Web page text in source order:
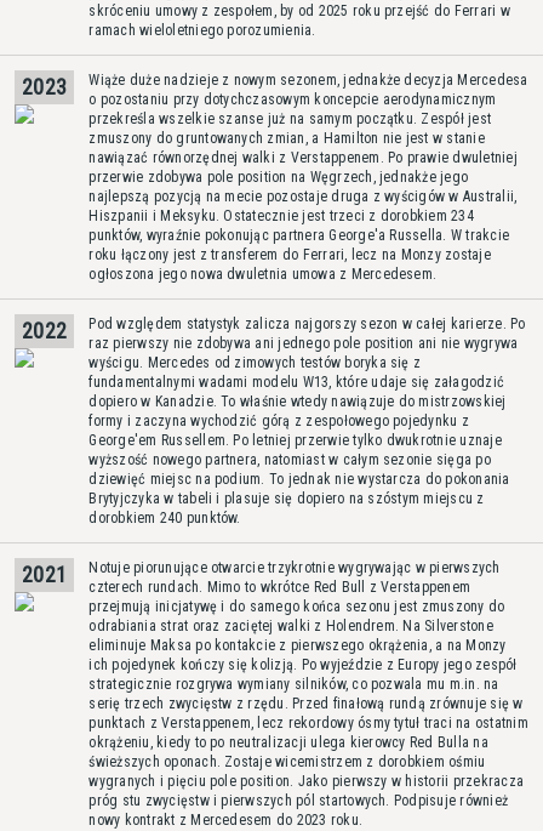
skróceniu umowy z zespołem, by od 2025 roku przejść do Ferrari w
ramach wieloletniego porozumienia.
2023
Wiąże duże nadzieje z nowym sezonem, jednakże decyzja Mercedesa
o pozostaniu przy dotychczasowym koncepcie aerodynamicznym
przekreśla wszelkie szanse już na samym początku. Zespół jest
zmuszony do gruntowanych zmian, a Hamilton nie jest w stanie
nawiązać równorzędnej walki z Verstappenem. Po prawie dwuletniej
przerwie zdobywa pole position na Węgrzech, jednakże jego
najlepszą pozycją na mecie pozostaje druga z wyścigów w Australii,
Hiszpanii i Meksyku. Ostatecznie jest trzeci z dorobkiem 234
punktów, wyraźnie pokonując partnera George'a Russella. W trakcie
roku łączony jest z transferem do Ferrari, lecz na Monzy zostaje
ogłoszona jego nowa dwuletnia umowa z Mercedesem.
2022
Pod względem statystyk zalicza najgorszy sezon w całej karierze. Po
raz pierwszy nie zdobywa ani jednego pole position ani nie wygrywa
wyścigu. Mercedes od zimowych testów boryka się z
fundamentalnymi wadami modelu W13, które udaje się załagodzić
dopiero w Kanadzie. To właśnie wtedy nawiązuje do mistrzowskiej
formy i zaczyna wychodzić górą z zespołowego pojedynku z
George'em Russellem. Po letniej przerwie tylko dwukrotnie uznaje
wyższość nowego partnera, natomiast w całym sezonie sięga po
dziewięć miejsc na podium. To jednak nie wystarcza do pokonania
Brytyjczyka w tabeli i plasuje się dopiero na szóstym miejscu z
dorobkiem 240 punktów.
2021
Notuje piorunujące otwarcie trzykrotnie wygrywając w pierwszych
czterech rundach. Mimo to wkrótce Red Bull z Verstappenem
przejmują inicjatywę i do samego końca sezonu jest zmuszony do
odrabiania strat oraz zaciętej walki z Holendrem. Na Silverstone
eliminuje Maksa po kontakcie z pierwszego okrążenia, a na Monzy
ich pojedynek kończy się kolizją. Po wyjeździe z Europy jego zespół
strategicznie rozgrywa wymiany silników, co pozwala mu m.in. na
serię trzech zwycięstw z rzędu. Przed finałową rundą zrównuje się w
punktach z Verstappenem, lecz rekordowy ósmy tytuł traci na ostatnim
okrążeniu, kiedy to po neutralizacji ulega kierowcy Red Bulla na
świeższych oponach. Zostaje wicemistrzem z dorobkiem ośmiu
wygranych i pięciu pole position. Jako pierwszy w historii przekracza
próg stu zwycięstw i pierwszych pól startowych. Podpisuje również
nowy kontrakt z Mercedesem do 2023 roku.